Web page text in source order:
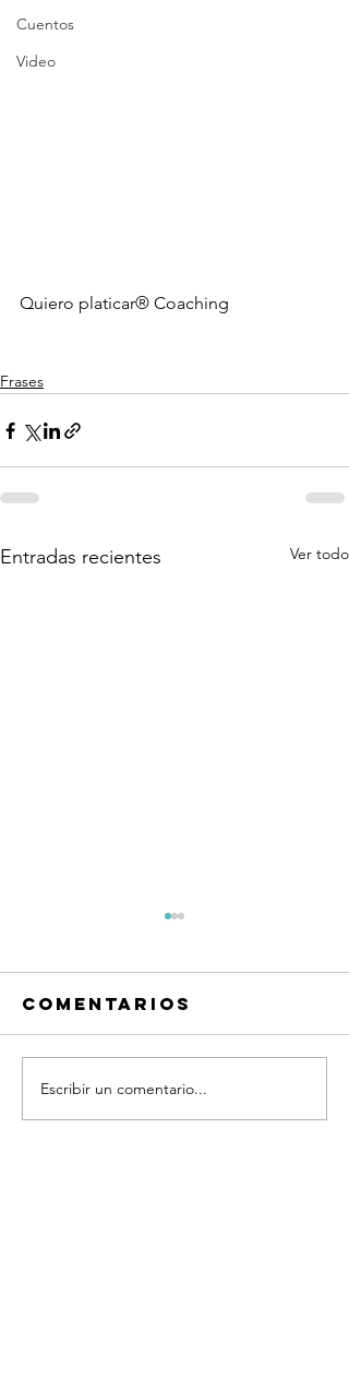
Cuentos
Video
Quiero platicar® Coaching
Frases
Entradas recientes Ver todo
Frases
Quiero
Comentarios
Escribir un comentario...